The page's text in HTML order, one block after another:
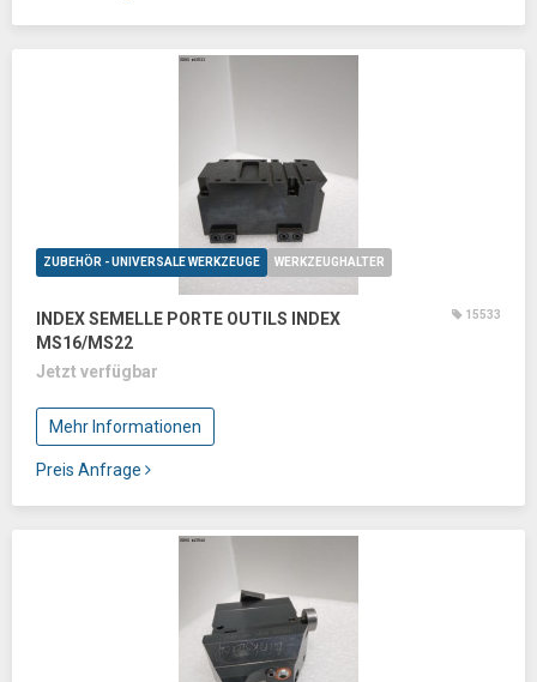
ZUBEHÖR - UNIVERSALE WERKZEUGE WERKZEUGHALTER
INDEX SEMELLE PORTE OUTILS INDEX
MS16/MS22
15533
Jetzt verfügbar
Mehr Informationen
Preis Anfrage